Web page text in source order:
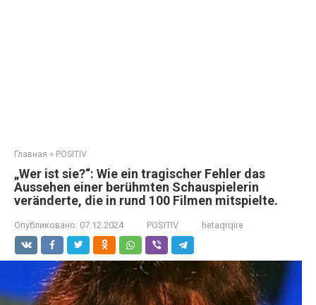
Главная » POSITIV
„Wer ist sie?“: Wie ein tragischer Fehler das
Aussehen einer berühmten Schauspielerin
veränderte, die in rund 100 Filmen mitspielte.
Опубликовано: 07.12.2024 POSITIV hetaqrqire